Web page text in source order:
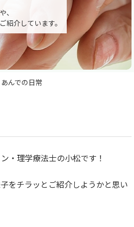
、
紹介しています。
あんでの日常
・理学療法士の小松です！
をチラッとご紹介しようかと思い